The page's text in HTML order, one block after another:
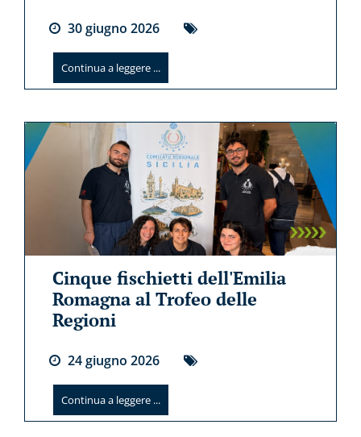
30giugno 2026
Continua a leggere ...
Cinque fischietti dell'Emilia
Romagna al Trofeo delle
Regioni
24giugno 2026
Continua a leggere ...